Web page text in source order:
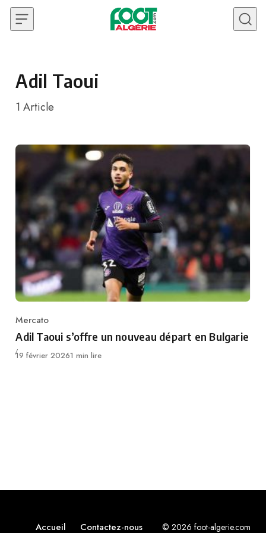
Skip to content
Adil Taoui
1 Article
Category
Mercato
Adil Taoui s’offre un nouveau départ en Bulgarie
Publié
19 février 20261 min lire
Accueil Contactez-nous © 2026 foot-algerie.com